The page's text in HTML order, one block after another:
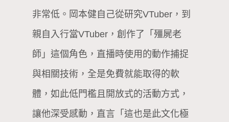
非常低。岡本健自己從研究VTuber，到
親自入行當VTuber，創作了「殭屍老
師」這個角色，直播時使用的動作捕捉
與相關技術，全是免費就能取得的軟
體，如此低門檻且開放式的活動方式，
讓他深受感動，直言「這也是此文化極